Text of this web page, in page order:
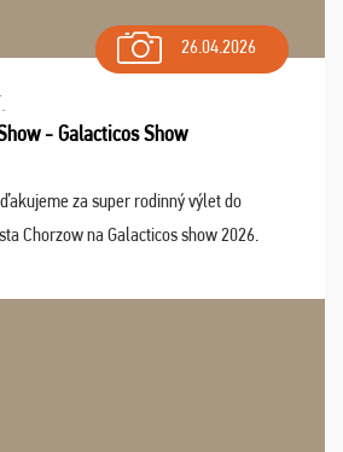
26.04.2026
- Galacticos Show
za super rodinný výlet do
Chorzow na Galacticos show 2026.
aj zábavný park Legendia, previe ...